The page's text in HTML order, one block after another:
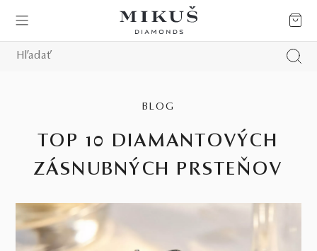
BLOG
TOP 10 DIAMANTOVÝCH
ZÁSNUBNÝCH PRSTEŇOV